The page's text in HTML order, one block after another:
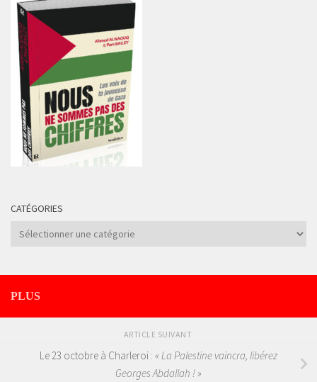
CATÉGORIES
Catégories
PLUS
ARTICLE SUIVANT
Le 23 octobre à Charleroi : « La Palestine vaincra, libérez
Georges Abdallah ! »